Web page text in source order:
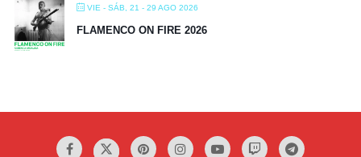
VIE - SÁB, 21 - 29 AGO 2026
FLAMENCO ON FIRE 2026